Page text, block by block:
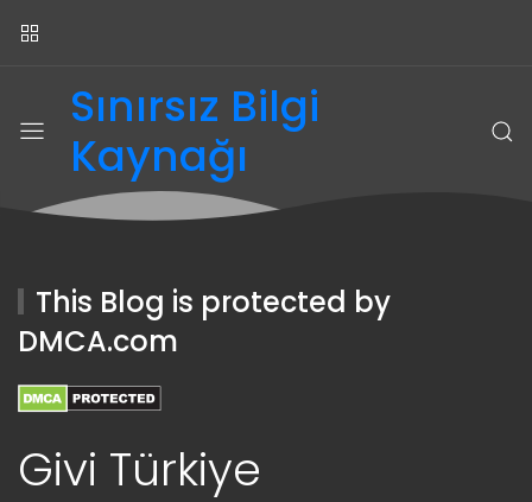
Sınırsız Bilgi
Kaynağı
This Blog is protected by
DMCA.com
Givi Türkiye